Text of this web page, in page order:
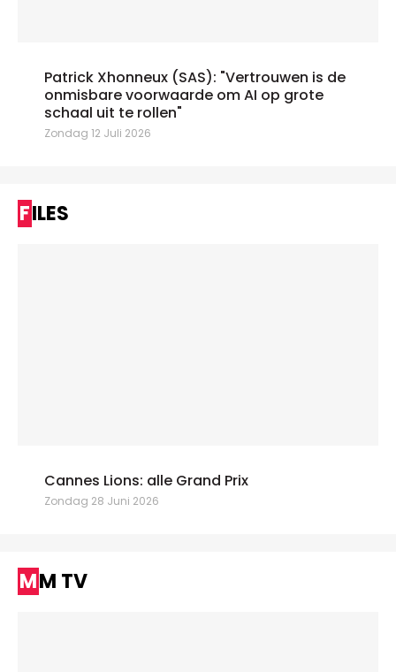
Patrick Xhonneux (SAS): "Vertrouwen is de
onmisbare voorwaarde om AI op grote
schaal uit te rollen"
Zondag 12 Juli 2026
FILES
Cannes Lions: alle Grand Prix
Zondag 28 Juni 2026
MM TV